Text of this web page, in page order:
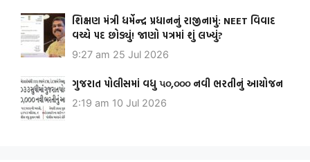
શિક્ષણ મંત્રી ધર્મેન્દ્ર પ્રધાનનું રાજીનામું: NEET વિવાદ
વચ્ચે પદ છોડ્યું! જાણો પત્રમાં શું લખ્યું?
9:27 am 25 Jul 2026
ગુજરાત પોલીસમાં વધુ ૫૦,૦૦૦ નવી ભરતીનું આયોજન
2:19 am 10 Jul 2026